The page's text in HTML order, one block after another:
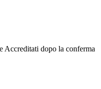
Accreditati dopo la conferma